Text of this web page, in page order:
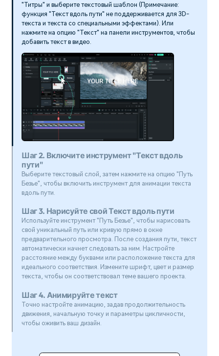
"Титры" и выберите текстовый шаблон (Примечание:
функция "Текст вдоль пути" не поддерживается для 3D-
текста и текста со специальными эффектами). Или
нажмите на опцию "Текст" на панели инструментов, чтобы
добавить текст в видео.
Шаг 2. Включите инструмент "Текст вдоль
пути"
Выберите текстовый слой, затем нажмите на опцию "Путь
Безье", чтобы включить инструмент для анимации текста
вдоль пути.
Шаг 3. Нарисуйте свой Текст вдоль пути
Используйте инструмент "Путь Безье", чтобы нарисовать
свой уникальный путь или кривую прямо в окне
предварительного просмотра. После создания пути, текст
автоматически начнет следовать за ним. Настройте
расстояние между буквами или расположение текста для
идеального соответствия. Измените шрифт, цвет и размер
текста, чтобы он соответствовал теме вашего проекта.
Шаг 4. Анимируйте текст
Точно настройте анимацию, задав продолжительность
движения, начальную точку и параметры цикличности,
чтобы оживить ваш дизайн.